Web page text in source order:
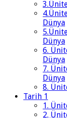
Dünya
Dünya
6.
Dünya
7.
Dünya
8.
Tarih 1
1.
2.